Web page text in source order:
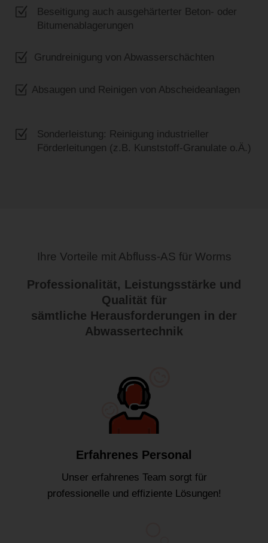
Z
Beseitigung auch ausgehärterter Beton- oder
Bitumenablagerungen
Z Grundreinigung von Abwasserschächten
Z Absaugen und Reinigen von Abscheideanlagen
Z
Sonderleistung: Reinigung industrieller
Förderleitungen (z.B. Kunststoff-Granulate o.Ä.)
Ihre Vorteile mit Abfluss-AS für Worms
Professionalität, Leistungsstärke und
Qualität für
sämtliche Herausforderungen in der
Abwassertechnik
Erfahrenes Personal
Unser erfahrenes Team sorgt für
professionelle und effiziente Lösungen!